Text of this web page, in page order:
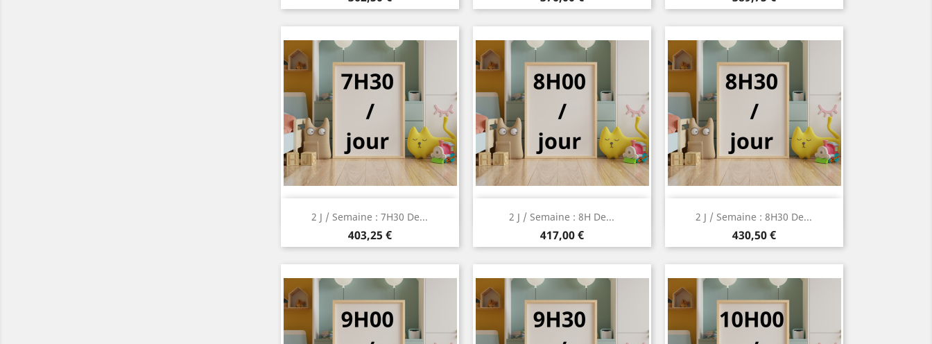
2 J / Semaine : 7H30 De...
Prix
403,25 €
Aperçu rapide 2 J / Semaine : 8H De...
Prix
417,00 €
Aperçu rapide 2 J / Semaine : 8H30 De...
Prix
430,50 €
Aperçu rapide